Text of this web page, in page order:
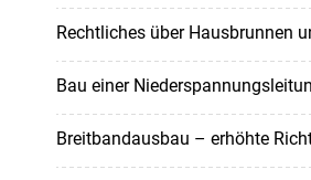
Rechtliches über Hausbrunnen
Bau einer
Breitbandausbau – erhöhte